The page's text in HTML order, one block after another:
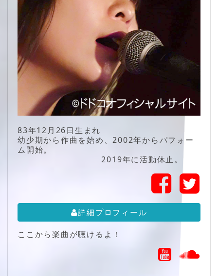
83年12月26日生まれ
幼少期から作曲を始め、2002年からパフォー
ム開始。
2019年に活動休止。
詳細プロフィール
ここから楽曲が聴けるよ！